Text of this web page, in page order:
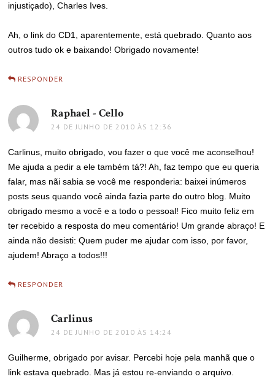
injustiçado), Charles Ives.
Ah, o link do CD1, aparentemente, está quebrado. Quanto aos
outros tudo ok e baixando! Obrigado novamente!
RESPONDER
Raphael - Cello
24 DE JUNHO DE 2010 ÀS 12:36
Carlinus, muito obrigado, vou fazer o que você me aconselhou!
Me ajuda a pedir a ele também tá?! Ah, faz tempo que eu queria
falar, mas nãi sabia se você me responderia: baixei inúmeros
posts seus quando você ainda fazia parte do outro blog. Muito
obrigado mesmo a você e a todo o pessoal! Fico muito feliz em
ter recebido a resposta do meu comentário! Um grande abraço! E
ainda não desisti: Quem puder me ajudar com isso, por favor,
ajudem! Abraço a todos!!!
RESPONDER
Carlinus
24 DE JUNHO DE 2010 ÀS 14:24
Guilherme, obrigado por avisar. Percebi hoje pela manhã que o
link estava quebrado. Mas já estou re-enviando o arquivo.